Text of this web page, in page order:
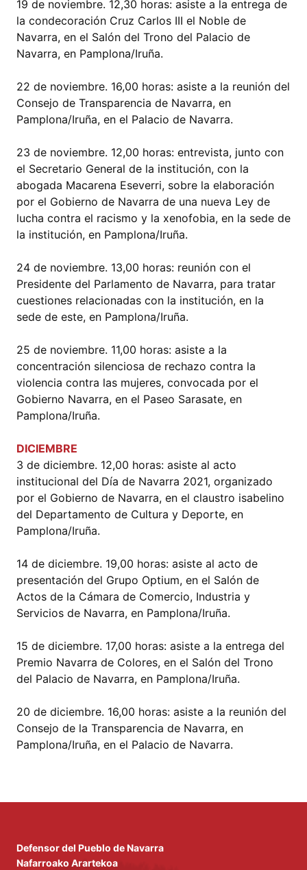
19 de noviembre. 12,30 horas: asiste a la entrega de
la condecoración Cruz Carlos III el Noble de
Navarra, en el Salón del Trono del Palacio de
Navarra, en Pamplona/Iruña.
22 de noviembre. 16,00 horas: asiste a la reunión del
Consejo de Transparencia de Navarra, en
Pamplona/Iruña, en el Palacio de Navarra.
23 de noviembre. 12,00 horas: entrevista, junto con
el Secretario General de la institución, con la
abogada Macarena Eseverri, sobre la elaboración
por el Gobierno de Navarra de una nueva Ley de
lucha contra el racismo y la xenofobia, en la sede de
la institución, en Pamplona/Iruña.
24 de noviembre. 13,00 horas: reunión con el
Presidente del Parlamento de Navarra, para tratar
cuestiones relacionadas con la institución, en la
sede de este, en Pamplona/Iruña.
25 de noviembre. 11,00 horas: asiste a la
concentración silenciosa de rechazo contra la
violencia contra las mujeres, convocada por el
Gobierno Navarra, en el Paseo Sarasate, en
Pamplona/Iruña.
DICIEMBRE
3 de diciembre. 12,00 horas: asiste al acto
institucional del Día de Navarra 2021, organizado
por el Gobierno de Navarra, en el claustro isabelino
del Departamento de Cultura y Deporte, en
Pamplona/Iruña.
14 de diciembre. 19,00 horas: asiste al acto de
presentación del Grupo Optium, en el Salón de
Actos de la Cámara de Comercio, Industria y
Servicios de Navarra, en Pamplona/Iruña.
15 de diciembre. 17,00 horas: asiste a la entrega del
Premio Navarra de Colores, en el Salón del Trono
del Palacio de Navarra, en Pamplona/Iruña.
20 de diciembre. 16,00 horas: asiste a la reunión del
Consejo de la Transparencia de Navarra, en
Pamplona/Iruña, en el Palacio de Navarra.
Defensor del Pueblo de Navarra
Nafarroako Arartekoa